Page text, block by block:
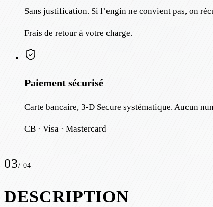
Sans justification. Si l’engin ne convient pas, on
Frais de retour à votre charge.
Paiement sécurisé
Carte bancaire, 3-D Secure systématique. Aucun
CB · Visa · Mastercard
03/ 04
DESCRIPTION